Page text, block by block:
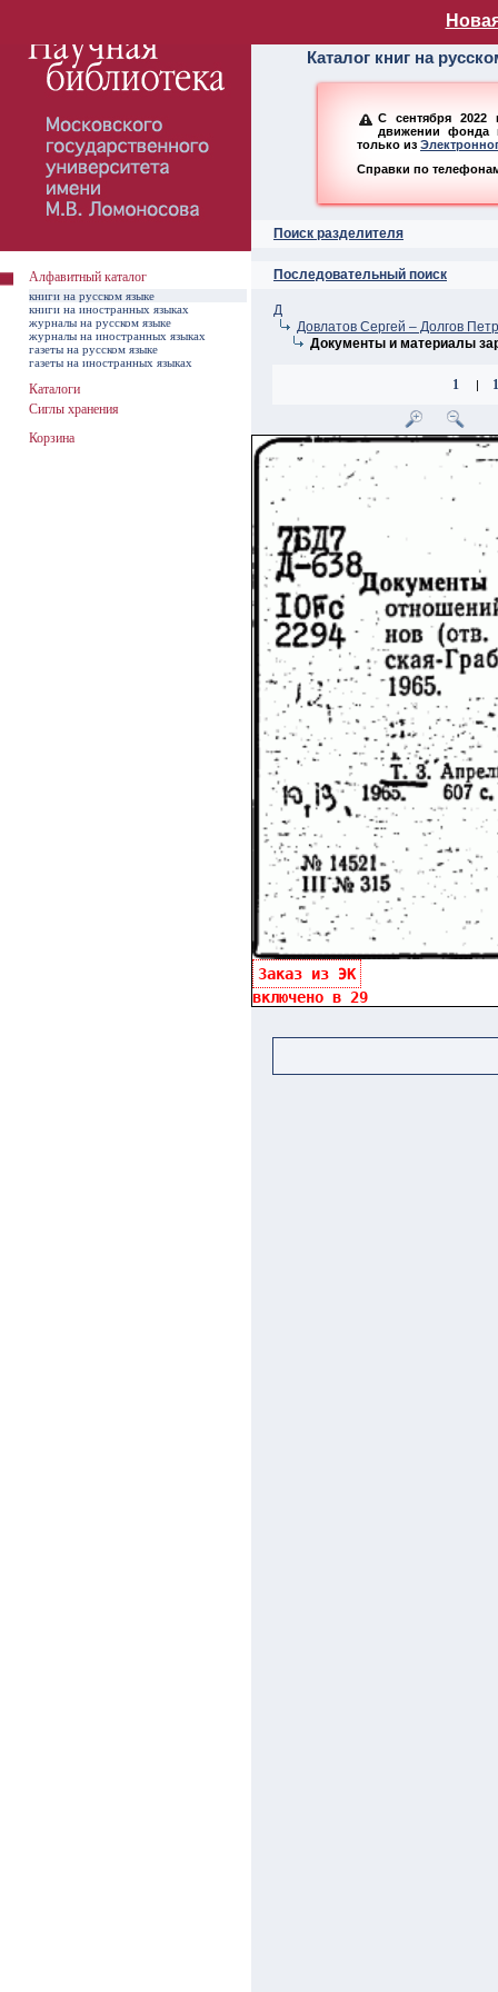
Алфавитный
Каталог книг на
С сентября 2022
движении фонда
только из
Справки по
Поиск разделителя
Последовательный поиск
Д
Довлатов Сергей – Долгов
Документы и материалы
1 |
Заказ из ЭК
Алфавитный каталог
книги на русском языке
книги на иностранных языках
журналы на русском языке
журналы на иностранных языках
газеты на русском языке
газеты на иностранных языках
Каталоги
Сиглы хранения
Корзина